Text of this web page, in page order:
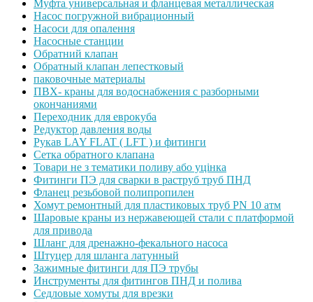
Муфта универсальная и фланцевая металлическая
Насос погружной вибрационный
Насоси для опалення
Насосные станции
Обратний клапан
Обратный клапан лепестковый
паковочные материалы
ПВХ- краны для водоснабжения с разборными
окончаниями
Переходник для еврокуба
Редуктор давления воды
Рукав LAY FLAT ( LFT ) и фитинги
Сетка обратного клапана
Товари не з тематики поливу або уцінка
Фитинги ПЭ для сварки в раструб труб ПНД
Фланец резьбовой полипропилен
Хомут ремонтный для пластиковых труб PN 10 атм
Шаровые краны из нержавеющей стали с платформой
для привода
Шланг для дренажно-фекального насоса
Штуцер для шланга латунный
Зажимные фитинги для ПЭ трубы
Инструменты для фитингов ПНД и полива
Седловые хомуты для врезки